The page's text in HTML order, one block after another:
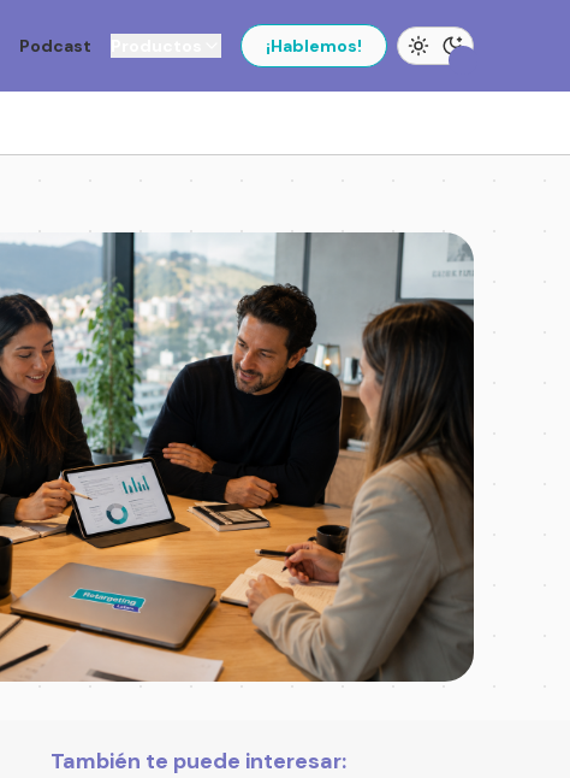
Podcast ¡Hablemos!
También te puede interesar: